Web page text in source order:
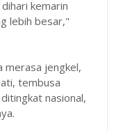
kemarin
lebih besar,"
merasa jengkel,
tembusa
nasional,